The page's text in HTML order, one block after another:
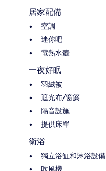
居家配備
空調
迷你吧
電熱水壺
一夜好眠
羽絨被
遮光布/窗簾
隔音設施
提供床單
衛浴
獨立浴缸和淋浴設備
吹風機